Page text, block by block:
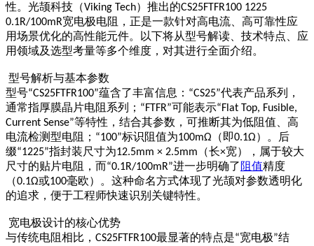
性。光颉科技（Viking Tech）推出的CS25FTFR100 1225
0.1R/100mR宽电极电阻，正是一款针对高电流、高可靠性应
用场景优化的高性能元件。以下将从型号解读、技术特点、应
用领域及选型考量等多个维度，对其进行全面介绍。
型号解析与基本参数
型号“CS25FTFR100”蕴含了丰富信息： “CS25”代表产品系列，
通常指厚膜晶片电阻系列； “FTFR”可能表示“Flat Top, Fusible,
Current Sense”等特性，结合其参数，可推断其为低阻值、高
电流检测型电阻； “100”标识阻值为100mΩ （即0.1Ω）。后
缀“1225”指封装尺寸为12.5mm × 2.5mm （长×宽），属于较大
尺寸的贴片电阻，而“0.1R/100mR”进一步明确了 阻值精度
（0.1Ω或100毫欧）。这种命名方式体现了光颉对参数透明化
的追求，便于工程师快速识别关键特性。
宽电极设计的核心优势
与传统电阻相比， CS25FTFR100最显著的特点是“宽电极”结